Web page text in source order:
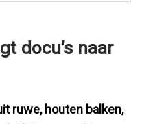
docu’s naar
ruwe, houten balken,